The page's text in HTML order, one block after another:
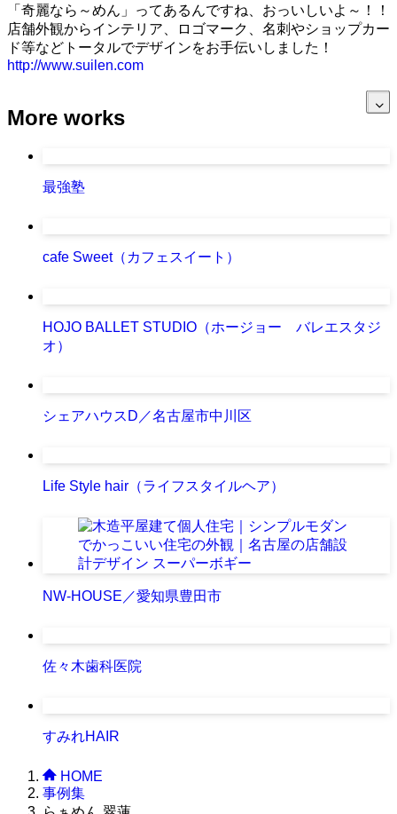
「奇麗なら～めん」ってあるんですね、おっいしいよ～！！
店舗外観からインテリア、ロゴマーク、名刺やショップカー
ド等などトータルでデザインをお手伝いしました！
http://www.suilen.com
More works
最強塾
cafe Sweet（カフェスイート）
HOJO BALLET STUDIO（ホージョー バレエスタジ
オ）
シェアハウスD／名古屋市中川区
Life Style hair（ライフスタイルヘア）
NW-HOUSE／愛知県豊田市
佐々木歯科医院
すみれHAIR
HOME
事例集